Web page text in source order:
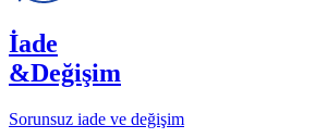
İade
&Değişim
Sorunsuz iade ve değişim